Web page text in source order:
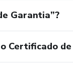
Garantia”?
Certificado